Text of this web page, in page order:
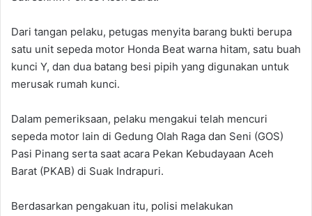
Dari tangan pelaku, petugas menyita barang bukti berupa
satu unit sepeda motor Honda Beat warna hitam, satu buah
kunci Y, dan dua batang besi pipih yang digunakan untuk
merusak rumah kunci.
Dalam pemeriksaan, pelaku mengakui telah mencuri
sepeda motor lain di Gedung Olah Raga dan Seni (GOS)
Pasi Pinang serta saat acara Pekan Kebudayaan Aceh
Barat (PKAB) di Suak Indrapuri.
Berdasarkan pengakuan itu, polisi melakukan